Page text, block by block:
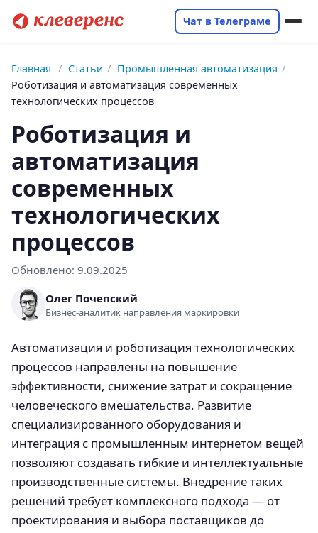
Чат в Телеграме
Главная / Статьи / Промышленная автоматизация /
Роботизация и автоматизация современных
технологических процессов
Роботизация и
автоматизация
современных
технологических
процессов
Обновлено: 9.09.2025
Олег Почепский
Бизнес-аналитик направления маркировки
Автоматизация и роботизация технологических
процессов направлены на повышение
эффективности, снижение затрат и сокращение
человеческого вмешательства. Развитие
специализированного оборудования и
интеграция с промышленным интернетом вещей
позволяют создавать гибкие и интеллектуальные
производственные системы. Внедрение таких
решений требует комплексного подхода — от
проектирования и выбора поставщиков до